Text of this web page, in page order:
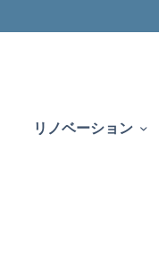
リノベーション